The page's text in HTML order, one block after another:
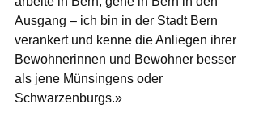
Ausgang – ich bin in der Stadt Bern
verankert und kenne die Anliegen ihrer
Bewohnerinnen und Bewohner besser
als jene Münsingens oder
Schwarzenburgs.»